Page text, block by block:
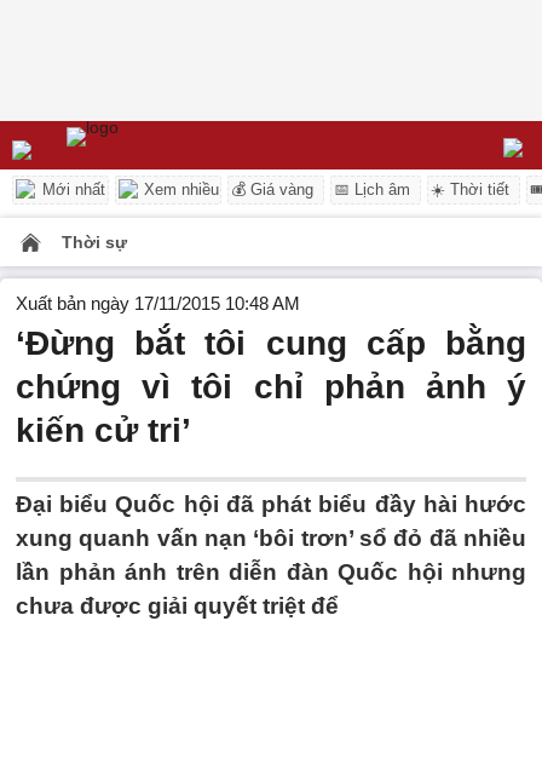
Mới nhất Xem nhiều 💰 Giá vàng 📅 Lịch âm ☀️ Thời tiết
Thời sự
Xuất bản ngày 17/11/2015 10:48 AM
‘Đừng bắt tôi cung cấp bằng
chứng vì tôi chỉ phản ảnh ý
kiến cử tri’
Đại biểu Quốc hội đã phát biểu đầy hài hước
xung quanh vấn nạn ‘bôi trơn’ sổ đỏ đã nhiều
lần phản ánh trên diễn đàn Quốc hội nhưng
chưa được giải quyết triệt để